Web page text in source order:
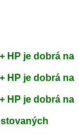
HP je dobrá na
HP je dobrá na
HP je dobrá na